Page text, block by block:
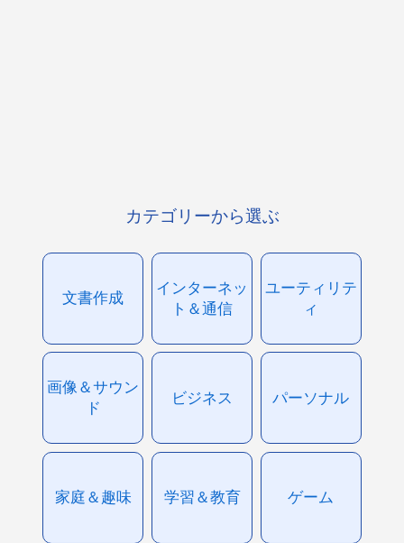
カテゴリーから選ぶ
文書作成
インターネッ
ト＆通信
ユーティリテ
ィ
画像＆サウン
ド
ビジネス パーソナル
家庭＆趣味 学習＆教育 ゲーム